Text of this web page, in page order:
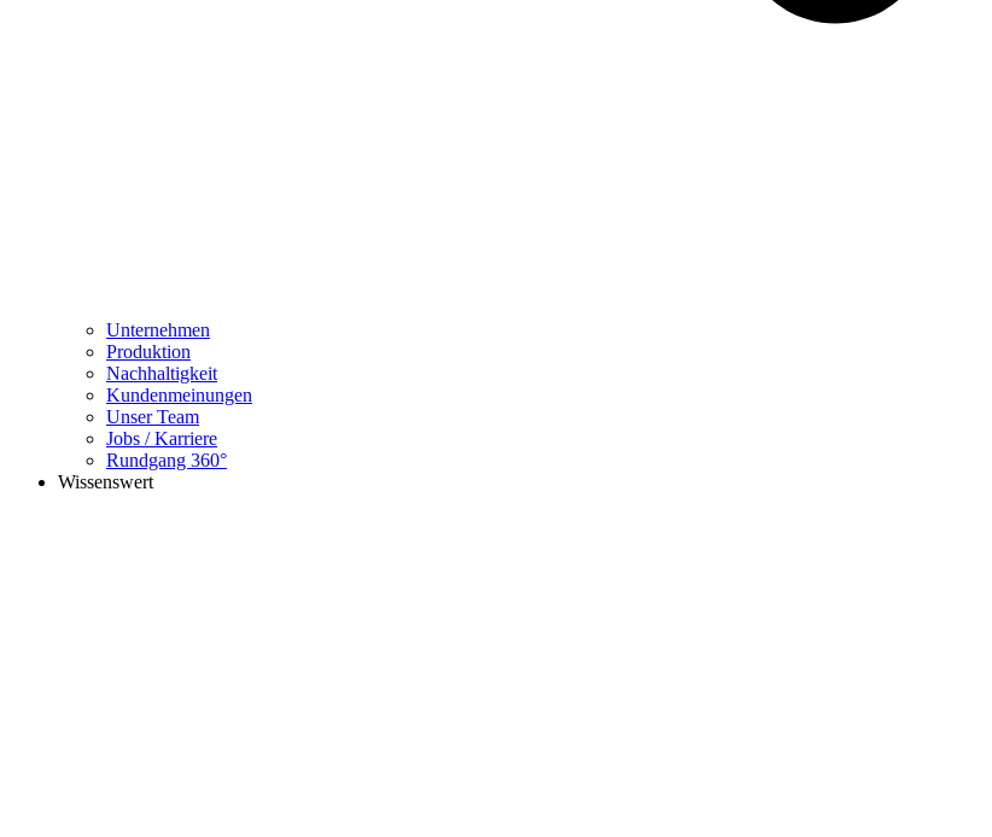
Unternehmen
Produktion
Nachhaltigkeit
Kundenmeinungen
Unser Team
Jobs / Karriere
Rundgang 360°
Wissenswert